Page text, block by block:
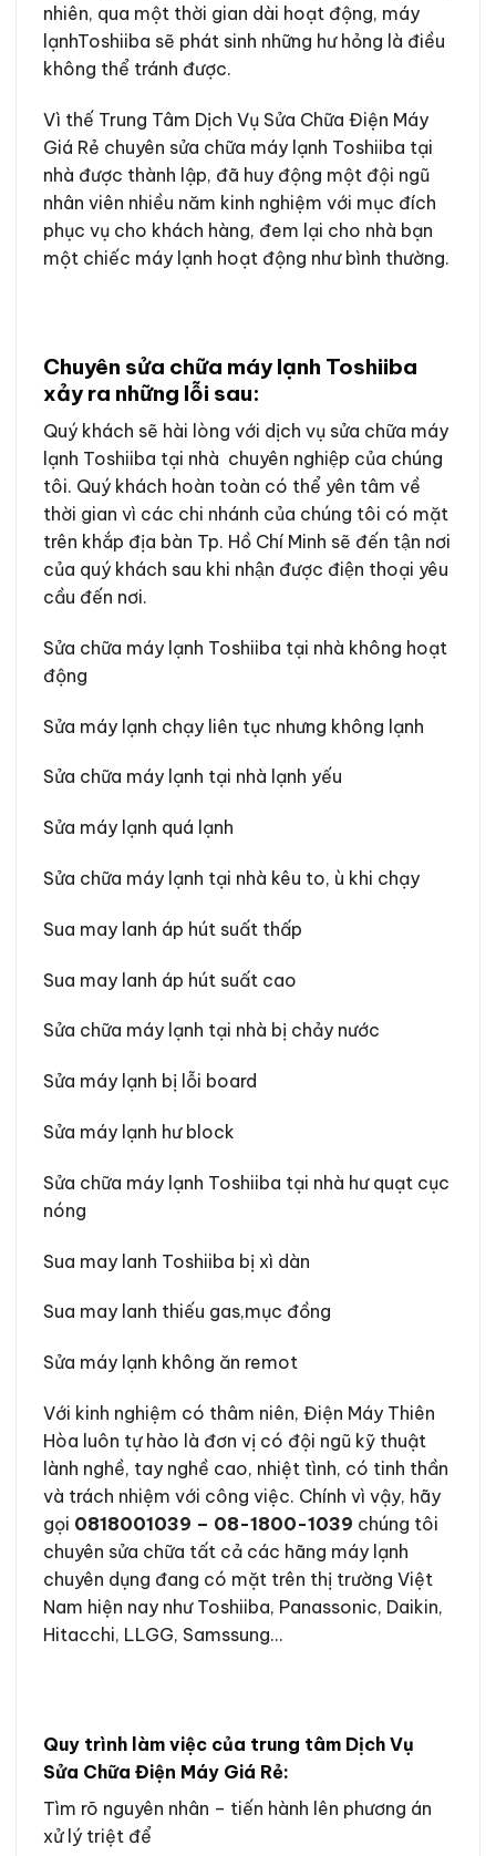
nhiên, qua một thời gian dài hoạt động, máy
lạnhToshiiba sẽ phát sinh những hư hỏng là điều
không thể tránh được.
Vì thế Trung Tâm Dịch Vụ Sửa Chữa Điện Máy
Giá Rẻ chuyên sửa chữa máy lạnh Toshiiba tại
nhà được thành lập, đã huy động một đội ngũ
nhân viên nhiều năm kinh nghiệm với mục đích
phục vụ cho khách hàng, đem lại cho nhà bạn
một chiếc máy lạnh hoạt động như bình thường.
Chuyên sửa chữa máy lạnh Toshiiba
xảy ra những lỗi sau:
Quý khách sẽ hài lòng với dịch vụ sửa chữa máy
lạnh Toshiiba tại nhà chuyên nghiệp của chúng
tôi. Quý khách hoàn toàn có thể yên tâm về
thời gian vì các chi nhánh của chúng tôi có mặt
trên khắp địa bàn Tp. Hồ Chí Minh sẽ đến tận nơi
của quý khách sau khi nhận được điện thoại yêu
cầu đến nơi.
Sửa chữa máy lạnh Toshiiba tại nhà không hoạt
động
Sửa máy lạnh chạy liên tục nhưng không lạnh
Sửa chữa máy lạnh tại nhà lạnh yếu
Sửa máy lạnh quá lạnh
Sửa chữa máy lạnh tại nhà kêu to, ù khi chạy
Sua may lanh áp hút suất thấp
Sua may lanh áp hút suất cao
Sửa chữa máy lạnh tại nhà bị chảy nước
Sửa máy lạnh bị lỗi board
Sửa máy lạnh hư block
Sửa chữa máy lạnh Toshiiba tại nhà hư quạt cục
nóng
Sua may lanh Toshiiba bị xì dàn
Sua may lanh thiếu gas,mục đồng
Sửa máy lạnh không ăn remot
Với kinh nghiệm có thâm niên, Điện Máy Thiên
Hòa luôn tự hào là đơn vị có đội ngũ kỹ thuật
lành nghề, tay nghề cao, nhiệt tình, có tinh thần
và trách nhiệm với công việc. Chính vì vậy, hãy
gọi 0818001039 – 08-1800-1039 chúng tôi
chuyên sửa chữa tất cả các hãng máy lạnh
chuyên dụng đang có mặt trên thị trường Việt
Nam hiện nay như Toshiiba, Panassonic, Daikin,
Hitacchi, LLGG, Samssung…
Quy trình làm việc của trung tâm Dịch Vụ
Sửa Chữa Điện Máy Giá Rẻ:
Tìm rõ nguyên nhân – tiến hành lên phương án
xử lý triệt để